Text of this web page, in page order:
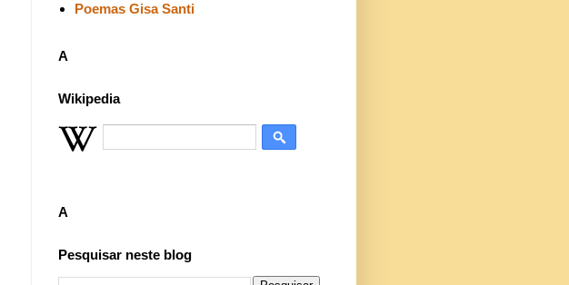
Poemas Gisa Santi
A
Wikipedia
A
Pesquisar neste blog